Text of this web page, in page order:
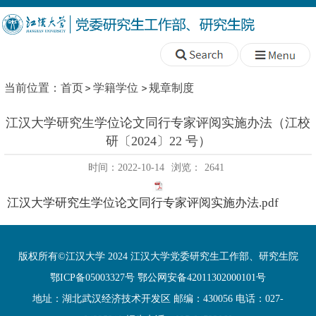
当前位置： 首页 学籍学位 规章制度
江汉大学研究生学位论文同行专家评阅实施办法（江校
研〔2024〕22 号）
时间：2022-10-14 浏览： 2641
江汉大学研究生学位论文同行专家评阅实施办法.pdf
版权所有©江汉大学 2024 江汉大学党委研究生工作部、研究生院
鄂ICP备05003327号 鄂公网安备42011302000101号
地址：湖北武汉经济技术开发区 邮编：430056 电话：027-